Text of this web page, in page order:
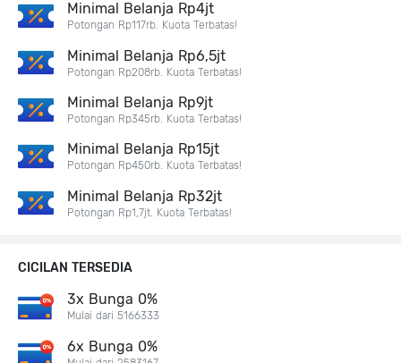
Minimal Belanja Rp4jt
Potongan Rp117rb. Kuota Terbatas!
Minimal Belanja Rp6,5jt
Potongan Rp208rb. Kuota Terbatas!
Minimal Belanja Rp9jt
Potongan Rp345rb. Kuota Terbatas!
Minimal Belanja Rp15jt
Potongan Rp450rb. Kuota Terbatas!
Minimal Belanja Rp32jt
Potongan Rp1,7jt. Kuota Terbatas!
CICILAN TERSEDIA
3x Bunga 0%
Mulai dari 5166333
6x Bunga 0%